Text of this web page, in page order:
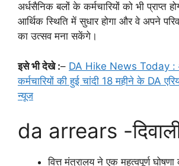
अर्धसैनिक बलों के कर्मचारियों को भी प्राप्त
आर्थिक स्थिति में सुधार होगा और वे अपने
का उत्सव मना सकेंगे।
इसे भी देखे :– DA Hike News Today :
कर्मचारियों की हुई चांदी 18 महीने के DA
न्यूज
da arrears -
वित्त मंत्रालय ने एक महत्वपूर्ण